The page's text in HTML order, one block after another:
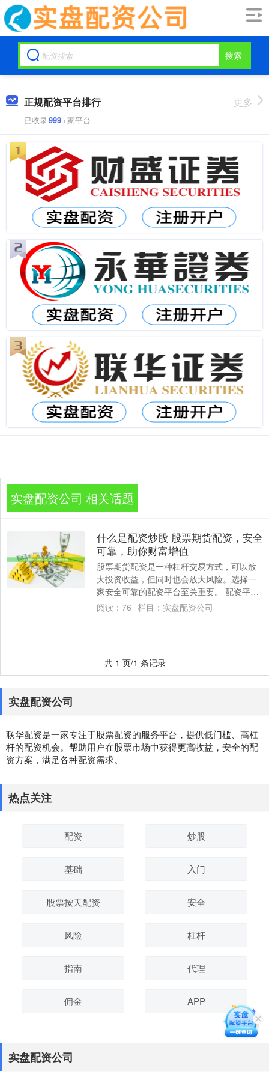
搜索
正规配资平台排行
已收录999+家平台
更多
实盘配资公司 相关话题
什么是配资炒股 股票期货配资，安全
可靠，助你财富增值
股票期货配资是一种杠杆交易方式，可以放
大投资收益，但同时也会放大风险。选择一
家安全可靠的配资平台至关重要。 配资平台
是提供杠杆交易服务的金融机构。它们为投
阅读： 76 栏目： 实盘配资公司
共 1 页/1 条记录
实盘配资公司
联华配资是一家专注于股票配资的服务平台，提供低门槛、高杠
杆的配资机会。帮助用户在股票市场中获得更高收益，安全的配
资方案，满足各种配资需求。
热点关注
配资 炒股
基础 入门
股票按天配资 安全
风险 杠杆
指南 代理
佣金 APP
实盘配资公司